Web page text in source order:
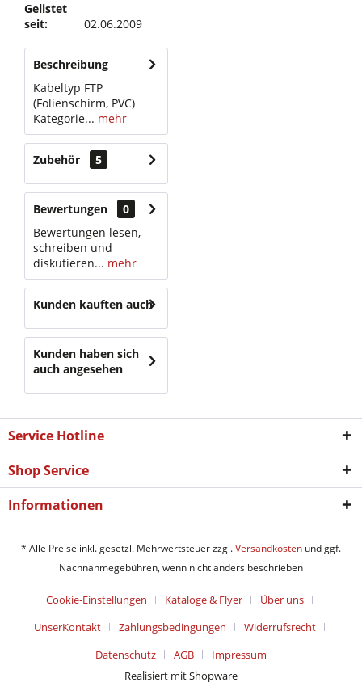
Gelistet
seit:
02.06.2009
Beschreibung
Kabeltyp FTP
(Folienschirm, PVC)
Kategorie... mehr
Zubehör 5
Bewertungen
0
Bewertungen lesen,
schreiben und
diskutieren... mehr
Kunden kauften auch
Kunden haben sich
auch angesehen
Service Hotline
Shop Service
Informationen
* Alle Preise inkl. gesetzl. Mehrwertsteuer zzgl.Versandkosten und ggf.
Nachnahmegebühren, wenn nicht anders beschrieben
Cookie-Einstellungen Kataloge & Flyer
Über uns
UnserKontakt
Zahlungsbedingungen
Widerrufsrecht
Datenschutz
AGB
Impressum
Realisiert mit Shopware